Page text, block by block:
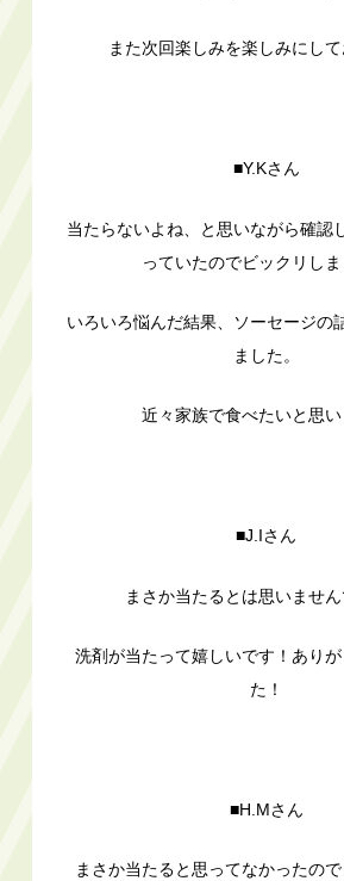
また次回楽しみを楽しみにして
■Y.Kさん
当たらないよね、と思いながら確認
っていたのでビックリしま
いろいろ悩んだ結果、ソーセージの
ました。
近々家族で食べたいと思い
■J.Iさん
まさか当たるとは思いませ
洗剤が当たって嬉しいです！あり
た！
■H.Mさん
まさか当たると思ってなかったの